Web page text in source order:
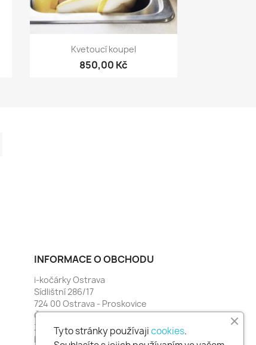
Rychlý náhled
Kvetoucí koupel
850,00 Kč
INFORMACE O OBCHODU
i-kočárky Ostrava
Sídlištní 286/17
724 00 Ostrava - Proskovice
Česko
Zavolejte nám:774 481 664
Napište nám:i-kocarky@seznam.cz
Tyto stránky používajicookies.